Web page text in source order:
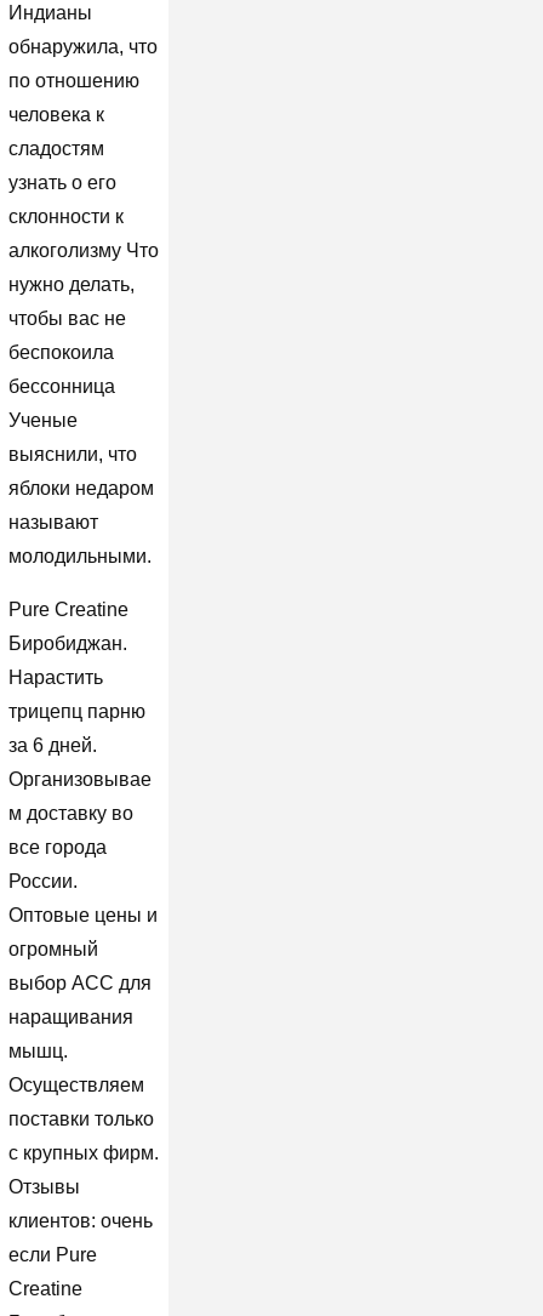
Индианы
обнаружила, что
по отношению
человека к
сладостям
узнать о его
склонности к
алкоголизму Что
нужно делать,
чтобы вас не
беспокоила
бессонница
Ученые
выяснили, что
яблоки недаром
называют
молодильными.
Pure Creatine
Биробиджан.
Нарастить
трицепц парню
за 6 дней.
Организовывае
м доставку во
все города
России.
Оптовые цены и
огромный
выбор ACC для
наращивания
мышц.
Осуществляем
поставки только
с крупных фирм.
Отзывы
клиентов: очень
если Pure
Creatine